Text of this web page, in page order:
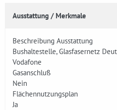
Ausstattung / Merkmale
Beschreibung Ausstattung
Bushaltestelle, Glasfasernetz
Vodafone
Gasanschluß
Nein
Flächennutzungsplan
Ja